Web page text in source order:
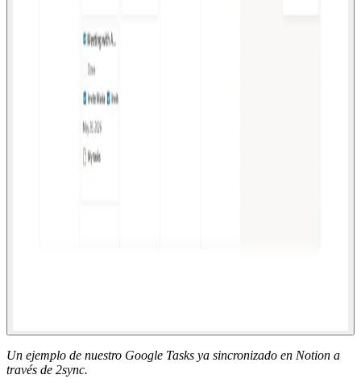
Un ejemplo de nuestro Google Tasks ya sincronizado en Notion a
través de 2sync.